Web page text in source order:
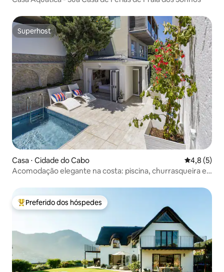
Superhost
Superhost
Casa ⋅ Cidade do Cabo 4,8 de
4,8 (5)
Acomodação elegante na costa: piscina, churrasqueira e
Entre os melhores preferidos dos hóspedes
Preferido dos hóspedes